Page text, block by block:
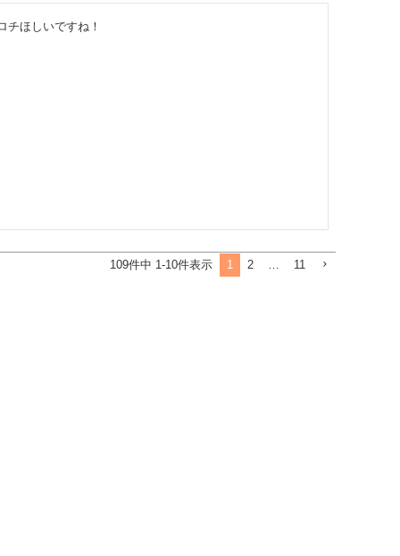
チほしいですね！
109件中 1-10件表示 1 2 11